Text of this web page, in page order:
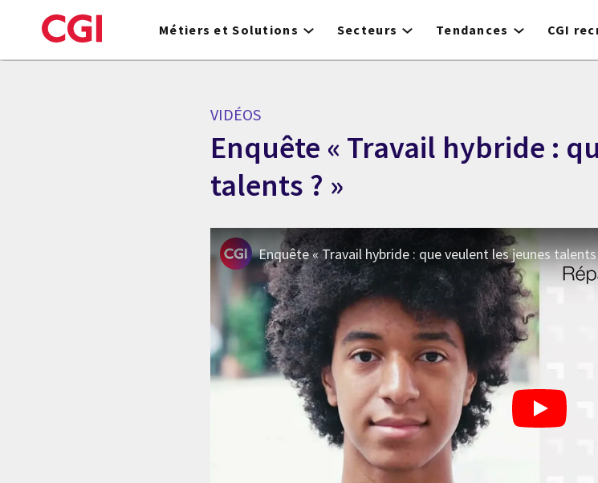
to
Métiers et Solutions Secteurs Tendances CGI
VIDÉOS
Enquête « Travail hybride :
talents ? »
Enquête « Travail hybride : que veulent les jeunes talents